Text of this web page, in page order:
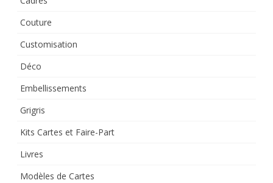
Couture
Customisation
Déco
Embellissements
Grigris
Kits Cartes et Faire-Part
Livres
Modèles de Cartes